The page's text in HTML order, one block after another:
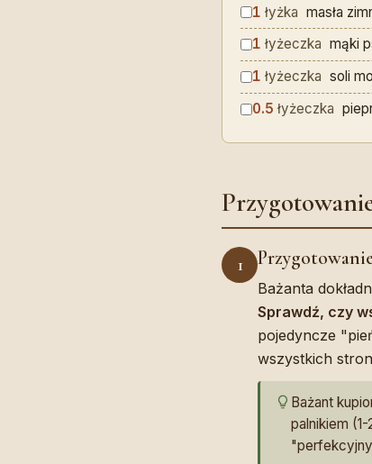
1 łyżka masła
1 łyżeczka mąki
1 łyżeczka soli
0.5 łyżeczka
1
Bażanta
Sprawdź, czy
pojedyncze
wszystkich
Bażant
palnikiem